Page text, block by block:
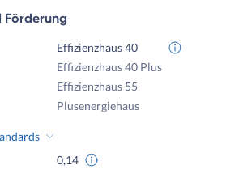
Förderung
Effizienzhaus 40
Effizienzhaus 40 Plus
Effizienzhaus 55
Plusenergiehaus
0,14